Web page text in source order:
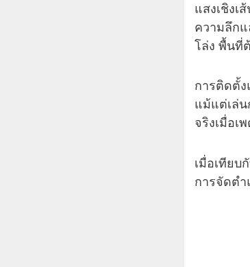
แสงเชิงเ
ความลึก
โล่ง พื้นที่
การติดตั้
แม้แต่เล่น
จริงเมื่อ
เมื่อเทีย
การจัดต